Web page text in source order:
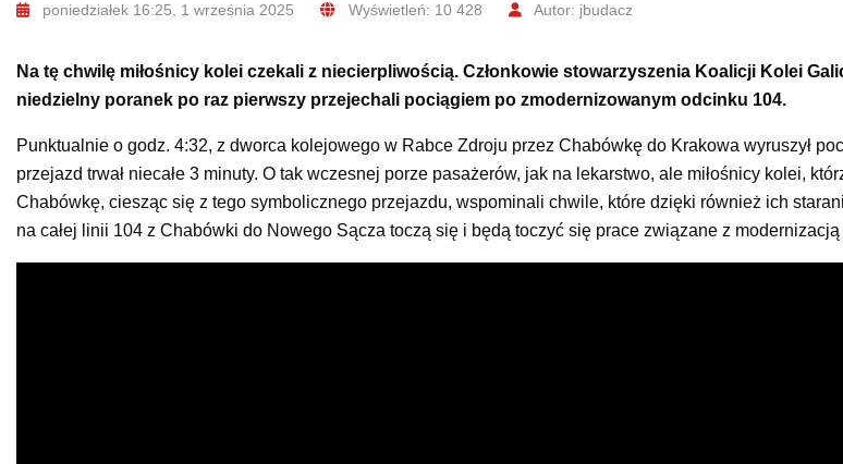
poniedziałek 16:25, 1 września 2025 Wyświetleń: 10 428 Autor: jbudacz
Na tę chwilę miłośnicy kolei czekali z niecierpliwością. Członkowie stowarzyszenia Koalicji Kolei
niedzielny poranek po raz pierwszy przejechali pociągiem po zmodernizowanym odcinku 104.
Punktualnie o godz. 4:32, z dworca kolejowego w Rabce Zdroju przez Chabówkę do Krakowa wyruszył
przejazd trwał niecałe 3 minuty. O tak wczesnej porze pasażerów, jak na lekarstwo, ale miłośnicy kolei,
Chabówkę, ciesząc się z tego symbolicznego przejazdu, wspominali chwile, które dzięki również ich
na całej linii 104 z Chabówki do Nowego Sącza toczą się i będą toczyć się prace związane z modernizacją